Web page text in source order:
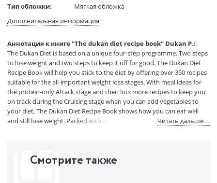
Тип обложки:
Мягкая обложка
Формат:
135х215 мм
Вес:
430 гр.
Страниц:
390
Код товара:
50014077
Артикул:
11891302
ISBN:
9781444710359
В продаже с:
12.11.2020
Дополнительная информация
Аннотация к книге "The dukan diet recipe book" Dukan P.:
The Dukan Diet is based on a unique four-step programme. Two steps
to lose weight and two steps to keep it off for good. The Dukan Diet
Recipe Book will help you stick to the diet by offering over 350 recipes
suitable for the all-important weight loss stages. With meal ideas for
the protein-only Attack stage and then lots more recipes to keep you
on track during the Cruising stage when you can add vegetables to
your diet, The Dukan Diet Recipe Book shows how you can eat well
and still lose weight. Packed with ways to liven up your meals and
medical doctor who has spent his career helping people to lose weight
Читать дальше…
Смотрите также